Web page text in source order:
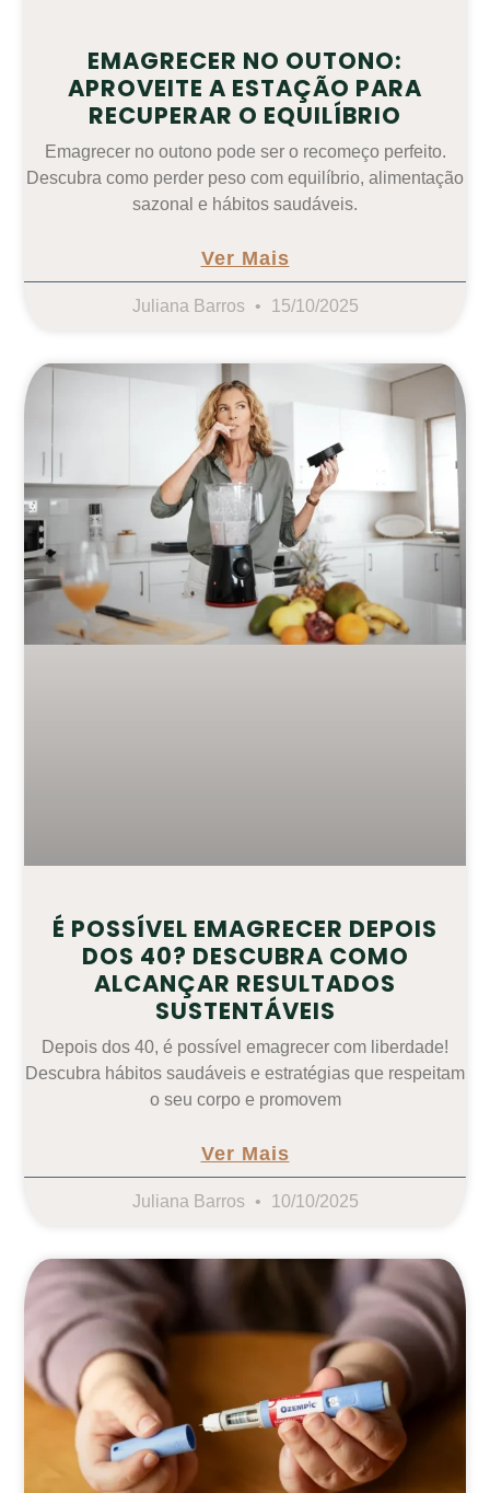
EMAGRECER NO OUTONO:
APROVEITE A ESTAÇÃO PARA
RECUPERAR O EQUILÍBRIO
Emagrecer no outono pode ser o recomeço perfeito.
Descubra como perder peso com equilíbrio, alimentação
sazonal e hábitos saudáveis.
Ver Mais
Juliana Barros 15/10/2025
É POSSÍVEL EMAGRECER DEPOIS
DOS 40? DESCUBRA COMO
ALCANÇAR RESULTADOS
SUSTENTÁVEIS
Depois dos 40, é possível emagrecer com liberdade!
Descubra hábitos saudáveis e estratégias que respeitam
o seu corpo e promovem
Ver Mais
Juliana Barros 10/10/2025